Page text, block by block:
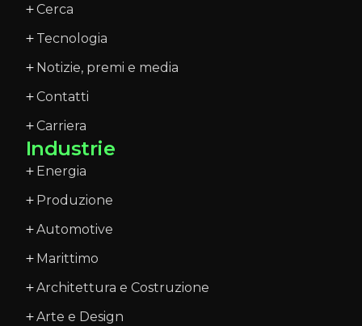
Cerca
Tecnologia
Notizie, premi e media
Contatti
Carriera
Industrie
Energia
Produzione
Automotive
Marittimo
Architettura e Costruzione
Arte e Design